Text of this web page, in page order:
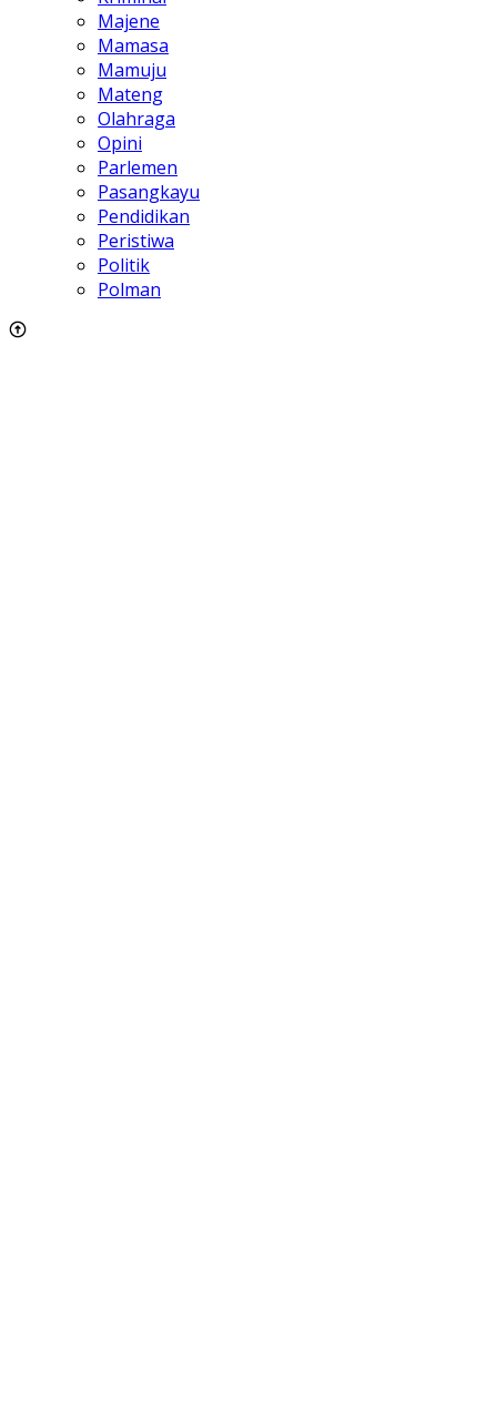
Majene
Mamasa
Mamuju
Mateng
Olahraga
Opini
Parlemen
Pasangkayu
Pendidikan
Peristiwa
Politik
Polman